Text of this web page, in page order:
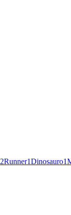
2Runner1Dinosauro1